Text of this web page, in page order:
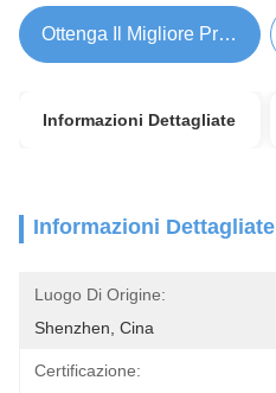
Ottenga Il Migliore Prezzo
Informazioni Dettagliate
Informazioni Dettagliate
Luogo Di Origine:
Shenzhen, Cina
Certificazione: